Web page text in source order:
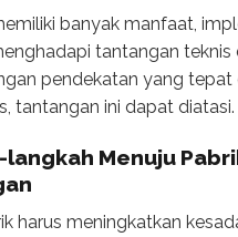
banyak manfaat,
tantangan teknis
pendekatan yang tepat
tantangan ini dapat diatasi.
Menuju
harus meningkatkan